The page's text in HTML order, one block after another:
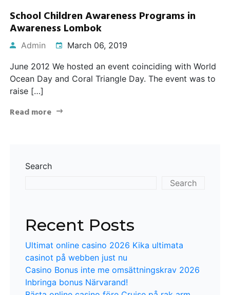
School Children Awareness Programs in
Awareness Lombok
Admin March 06, 2019
June 2012 We hosted an event coinciding with World
Ocean Day and Coral Triangle Day. The event was to
raise […]
Read more
Search
Search
Recent Posts
Ultimat online casino 2026 Kika ultimata
casinot på webben just nu
Casino Bonus inte me omsättningskrav 2026
Inbringa bonus Närvarand!